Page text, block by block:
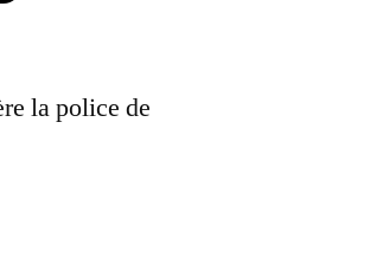
la police de